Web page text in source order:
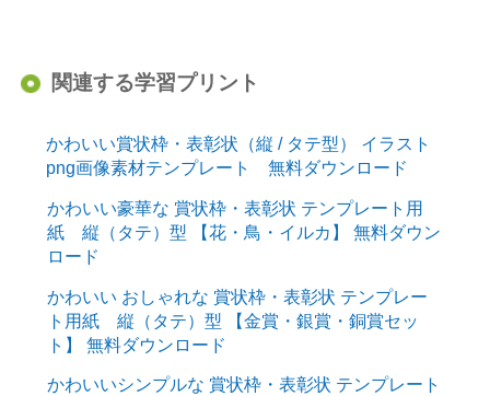
関連する学習プリント
かわいい賞状枠・表彰状（縦 / タテ型） イラスト
png画像素材テンプレート 無料ダウンロード
かわいい豪華な 賞状枠・表彰状 テンプレート用
紙 縦（タテ）型 【花・鳥・イルカ】 無料ダウン
ロード
かわいい おしゃれな 賞状枠・表彰状 テンプレー
ト用紙 縦（タテ）型 【金賞・銀賞・銅賞セッ
ト】 無料ダウンロード
かわいいシンプルな 賞状枠・表彰状 テンプレート